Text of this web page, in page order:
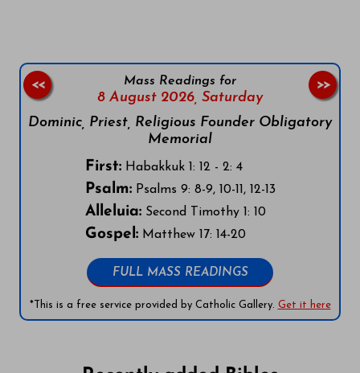
Mass Readings for
8 August 2026, Saturday
Dominic, Priest, Religious Founder Obligatory
Memorial
First:Habakkuk 1: 12 - 2: 4
Psalm:Psalms 9: 8-9, 10-11, 12-13
Alleluia:Second Timothy 1: 10
Gospel:Matthew 17: 14-20
FULL MASS READINGS
*This is a free service provided by Catholic Gallery. Get it here
<< >>